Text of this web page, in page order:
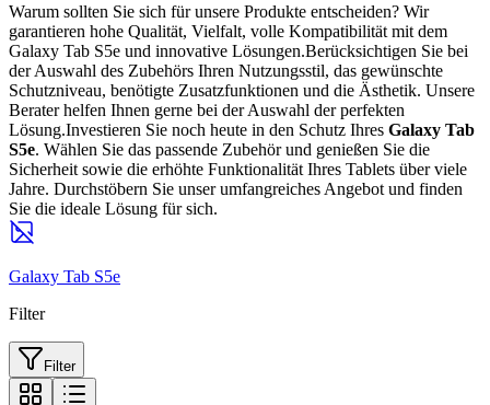
Warum sollten Sie sich für unsere Produkte entscheiden? Wir
garantieren hohe Qualität, Vielfalt, volle Kompatibilität mit dem
Galaxy Tab S5e und innovative Lösungen.Berücksichtigen Sie bei
der Auswahl des Zubehörs Ihren Nutzungsstil, das gewünschte
Schutzniveau, benötigte Zusatzfunktionen und die Ästhetik. Unsere
Berater helfen Ihnen gerne bei der Auswahl der perfekten
Lösung.Investieren Sie noch heute in den Schutz Ihres Galaxy Tab
S5e. Wählen Sie das passende Zubehör und genießen Sie die
Sicherheit sowie die erhöhte Funktionalität Ihres Tablets über viele
Jahre. Durchstöbern Sie unser umfangreiches Angebot und finden
Sie die ideale Lösung für sich.
Galaxy Tab S5e
Filter
Filter